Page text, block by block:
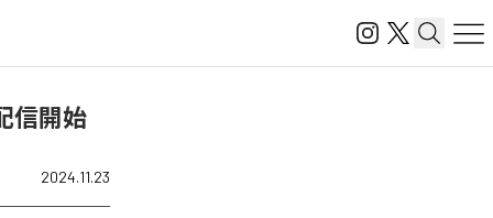
信開始
2024.11.23